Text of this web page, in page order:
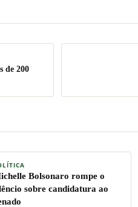
de 200
Bolsonaro rompe o
sobre candidatura ao